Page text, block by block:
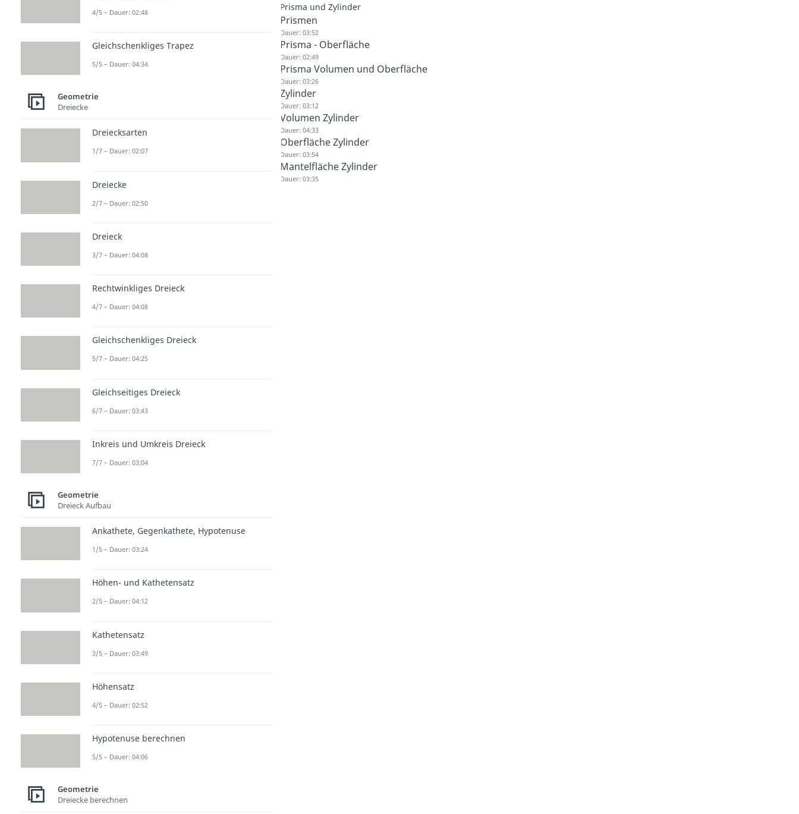
Prisma und Zylinder
Prismen
Dauer: 03:52
Prisma - Oberfläche
Dauer: 02:49
Prisma Volumen und Oberfläche
Dauer: 03:26
Zylinder
Dauer: 03:12
Volumen Zylinder
Dauer: 04:33
Oberfläche Zylinder
Dauer: 03:54
Mantelfläche Zylinder
Dauer: 03:35
4/5 – Dauer: 02:48
Gleichschenkliges Trapez
5/5 – Dauer: 04:34
Geometrie
Dreiecke
Dreiecksarten
1/7 – Dauer: 02:07
Dreiecke
2/7 – Dauer: 02:50
Dreieck
3/7 – Dauer: 04:08
Rechtwinkliges Dreieck
4/7 – Dauer: 04:08
Gleichschenkliges Dreieck
5/7 – Dauer: 04:25
Gleichseitiges Dreieck
6/7 – Dauer: 03:43
Inkreis und Umkreis Dreieck
7/7 – Dauer: 03:04
Geometrie
Dreieck Aufbau
Ankathete, Gegenkathete, Hypotenuse
1/5 – Dauer: 03:24
Höhen- und Kathetensatz
2/5 – Dauer: 04:12
Kathetensatz
3/5 – Dauer: 03:49
Höhensatz
4/5 – Dauer: 02:52
Hypotenuse berechnen
5/5 – Dauer: 04:06
Geometrie
Dreiecke berechnen